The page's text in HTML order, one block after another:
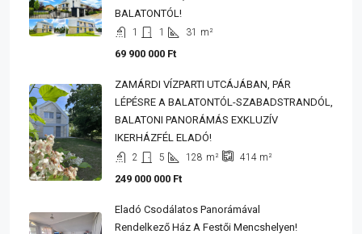
BALATONTÓL!
1 1 31 m²
69 900 000 Ft
ZAMÁRDI VÍZPARTI UTCÁJÁBAN, PÁR
LÉPÉSRE A BALATONTÓL-SZABADSTRANDÓL,
BALATONI PANORÁMÁS EXKLUZÍV
IKERHÁZFÉL ELADÓ!
2 5 128 m² 414 m²
249 000 000 Ft
Eladó Csodálatos Panorámával
Rendelkező Ház A Festői Mencshelyen!